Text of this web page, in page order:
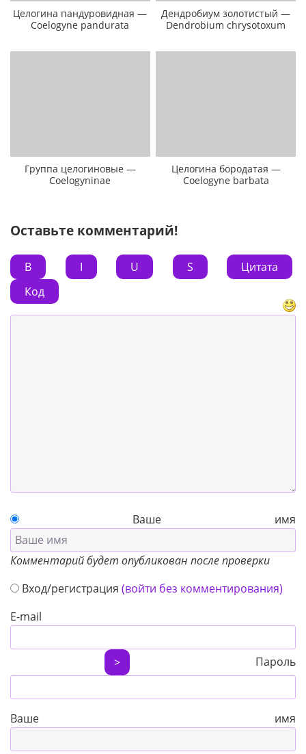
Целогина пандуровидная —
Coelogyne pandurata
Дендробиум золотистый —
Dendrobium chrysotoxum
Группа целогиновые —
Coelogyninae
Целогина бородатая —
Coelogyne barbata
Оставьте комментарий!
B I U S
Цитата
Код
Ваше имя
Комментарий будет опубликован после проверки
Вход/регистрация (войти без комментирования)
E-mail
> Пароль
Ваше имя